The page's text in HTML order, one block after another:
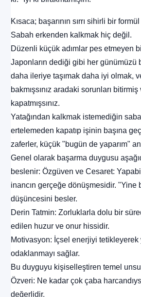
Kısaca; başarının sırrı sihirli bir
Sabah erkenden kalkmak hiç değil.
Düzenli küçük adımlar pes etmeyen
Japonların dediği gibi her günümüzü
daha ileriye taşımak daha iyi olmak,
bakmışsınız aradaki sorunları
kapatmışsınız.
Yatağından kalkmak istemediğin
ertelemeden kapatıp işinin başına
zaferler, küçük "bugün de yaparım"
Genel olarak başarma duygusu
beslenir: Özgüven ve Cesaret:
inancın gerçeğe dönüşmesidir. "Yine
düşüncesini besler.
Derin Tatmin: Zorluklarla dolu bir
edilen huzur ve onur hissidir.
Motivasyon: İçsel enerjiyi
odaklanmayı sağlar.
Bu duyguyu kişiselleştiren temel
Özveri: Ne kadar çok çaba
değerlidir.